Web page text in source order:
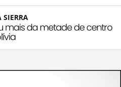
SIERRA
mais da metade de centro